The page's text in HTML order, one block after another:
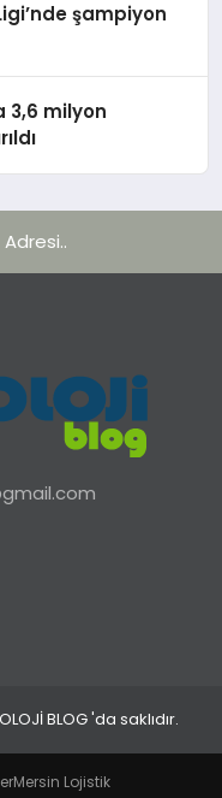
şampiyon
3,6 milyon
BLOG 'da saklıdır.
Mersin Lojistik